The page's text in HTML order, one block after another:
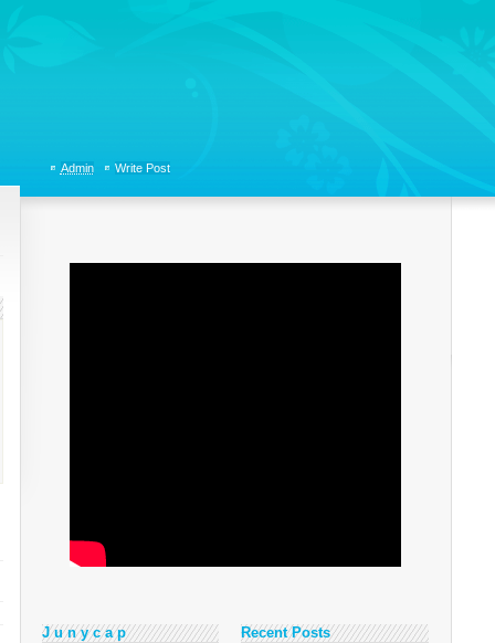
Admin Write Post
J u n y c a p Recent Posts